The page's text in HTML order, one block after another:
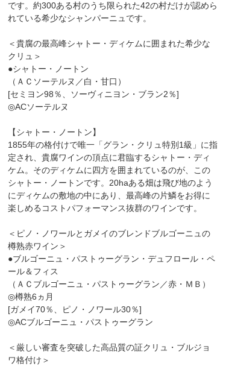
です。約300ある村のうち限られた42の村だけが認めら
れている希少なシャンパーニュです。
＜貴腐の最高峰シャトー・ディケムに囲まれた希少な
クリュ＞
●シャトー・ノートン
（ＡＣソーテルヌ／白・甘口）
[セミヨン98％、ソーヴィニヨン・ブラン2％]
◎ACソーテルヌ
【シャトー・ノートン】
1855年の格付けで唯一「グラン・クリュ特別1級」に指
定され、貴腐ワインの頂点に君臨するシャトー・ディ
ケム。そのディケムに四方を囲まれているのが、この
シャトー・ノートンです。20haある畑は飛び地のよう
にディケムの敷地の中にあり、最高峰の片鱗をお得に
楽しめるコストパフォーマンス抜群のワインです。
＜ピノ・ノワールとガメイのブレンドブルゴーニュの
樽熟赤ワイン＞
●ブルゴーニュ・パストゥーグラン・デュフロール・ペ
ール＆フィス
（ＡＣブルゴーニュ・パストゥーグラン／赤・ＭＢ）
◎樽熟6ヵ月
[ガメイ70％、ピノ・ノワール30％]
◎ACブルゴーニュ・パストゥーグラン
＜厳しい審査を突破した高品質の証クリュ・ブルジョ
ワ格付け＞